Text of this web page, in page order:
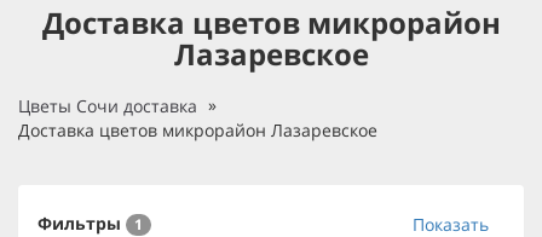
Доставка цветов микрорайон
Лазаревское
Цветы Сочи доставка
Доставка цветов микрорайон Лазаревское
Фильтры 1 Показать